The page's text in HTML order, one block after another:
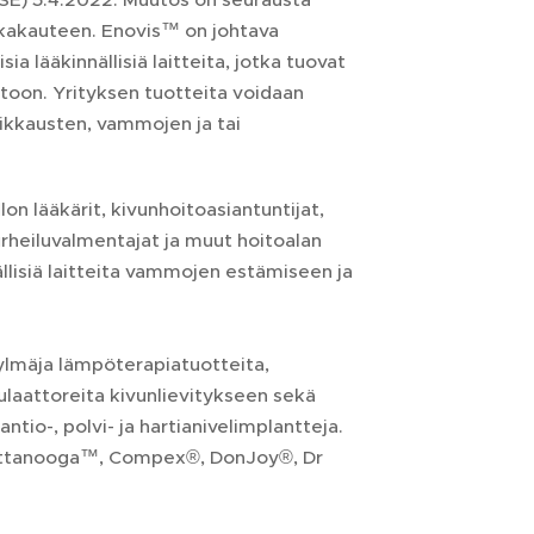
Enovis™ on johtava
lääkinnällisiä laitteita, jotka tuovat
Yrityksen tuotteita voidaan
vammojen ja tai
lääkärit, kivunhoitoasiantuntijat,
ja muut hoitoalan
laitteita vammojen estämiseen ja
lämpöterapiatuotteita,
kivunlievitykseen sekä
, polvi- ja hartianivelimplantteja.
Compex®, DonJoy®, Dr